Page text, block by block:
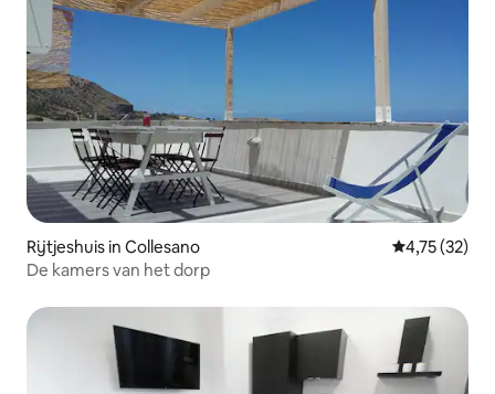
Rijtjeshuis in Collesano Gemiddelde
4,75 (32)
De kamers van het dorp